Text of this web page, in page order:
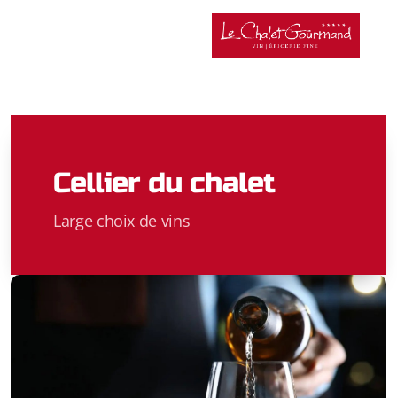
Cellier du chalet
Large choix de vins